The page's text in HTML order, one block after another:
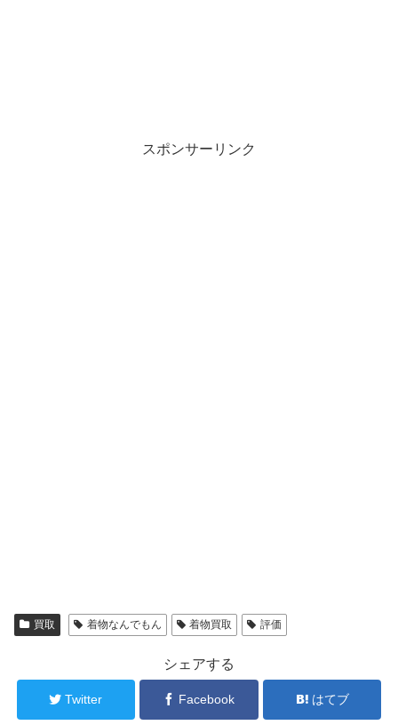
スポンサーリンク
買取 着物なんでもん 着物買取 評価
シェアする
Twitter Facebook はてブ